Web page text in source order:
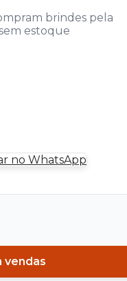
brindes pela
estoque
no WhatsApp
vendas